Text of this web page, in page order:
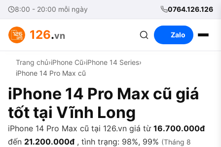
8:00 - 20:00 mỗi ngày 0764.126.126
126.vn Zalo
Trang chủ›iPhone Cũ›iPhone 14 Series›
iPhone 14 Pro Max cũ
iPhone 14 Pro Max cũ giá
tốt tại Vĩnh Long
iPhone 14 Pro Max cũ tại 126.vn giá từ 16.700.000đ
đến 21.200.000đ , tình trạng: 98%, 99% (Tháng 8